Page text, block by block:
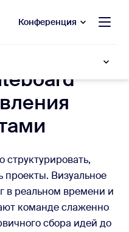
Конференция
структурировать,
проекты. Визуальное
в реальном времени и
команде слаженно
сбора идей до